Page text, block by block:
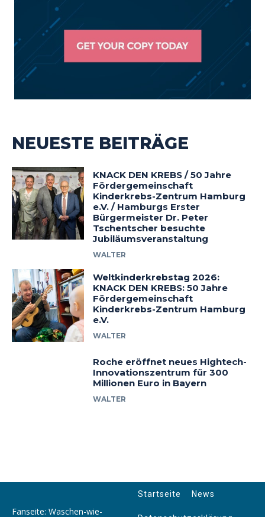
NEUESTE BEITRÄGE
KNACK DEN KREBS / 50 Jahre
Fördergemeinschaft
Kinderkrebs-Zentrum Hamburg
e.V. / Hamburgs Erster
Bürgermeister Dr. Peter
Tschentscher besuchte
Jubiläumsveranstaltung
WALTER
Weltkinderkrebstag 2026:
KNACK DEN KREBS: 50 Jahre
Fördergemeinschaft
Kinderkrebs-Zentrum Hamburg
e.V.
WALTER
Roche eröffnet neues Hightech-
Innovationszentrum für 300
Millionen Euro in Bayern
WALTER
Fanseite: Waschen-wie-
Startseite News